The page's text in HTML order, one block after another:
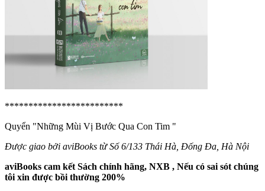
*************************
Quyển "Những Mùi Vị Bước Qua Con Tim "
Được giao bởi aviBooks từ Số 6/133 Thái Hà, Đống Đa, Hà Nội
aviBooks cam kết Sách chính hãng, NXB , Nếu có sai sót chúng
tôi xin được bồi thường 200%